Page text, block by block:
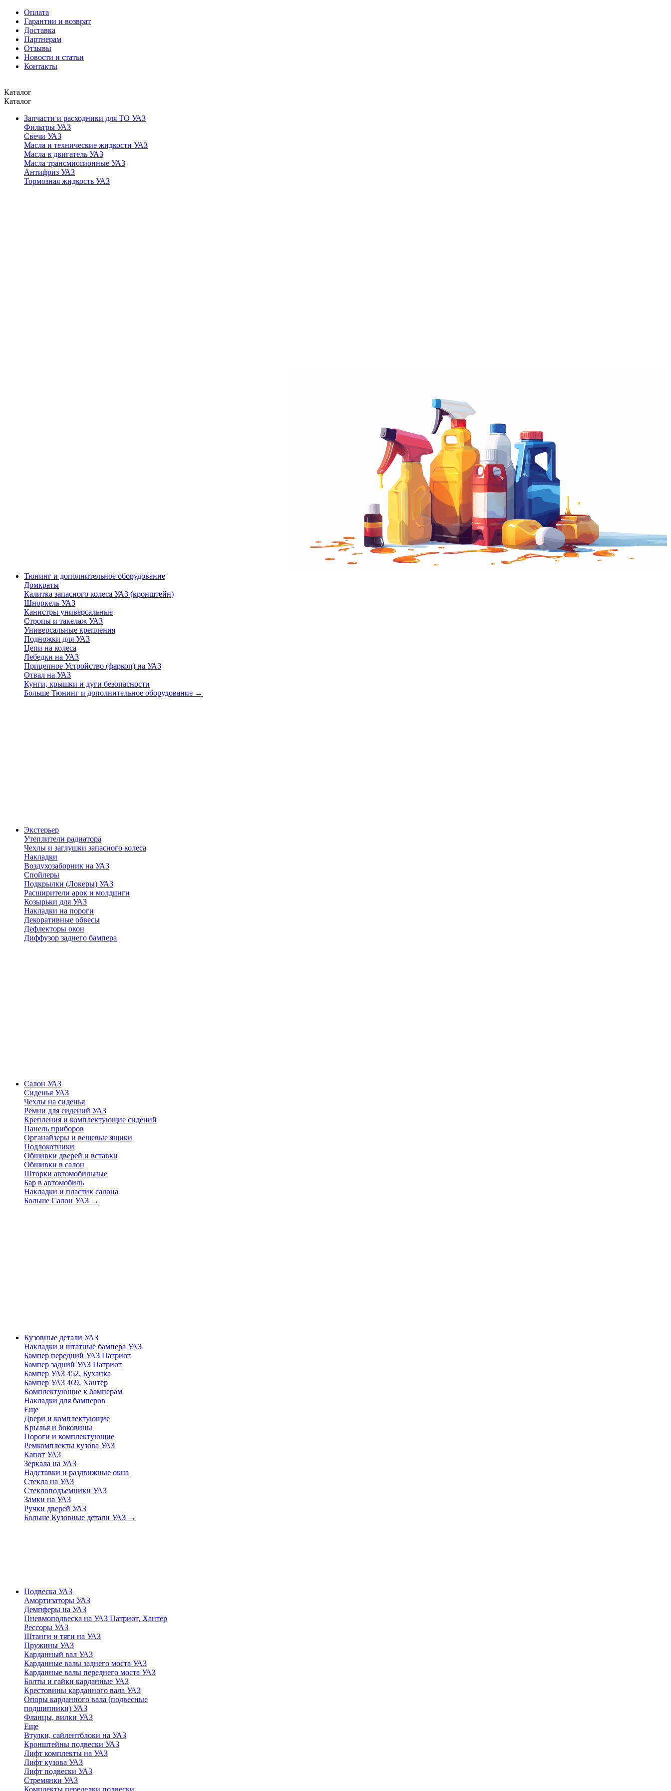
Оплата
Гарантии и возврат
Доставка
Партнерам
Отзывы
Новости и статьи
Контакты
Каталог
Каталог
Запчасти и расходники для ТО УАЗ
Фильтры УАЗ
Свечи УАЗ
Масла и технические жидкости УАЗ
Масла в двигатель УАЗ
Масла трансмиссионные УАЗ
Антифриз УАЗ
Тормозная жидкость УАЗ
Тюнинг и дополнительное оборудование
Домкраты
Калитка запасного колеса УАЗ (кронштейн)
Шноркель УАЗ
Канистры универсальные
Стропы и такелаж УАЗ
Универсальные крепления
Подножки для УАЗ
Цепи на колеса
Лебедки на УАЗ
Прицепное Устройство (фаркоп) на УАЗ
Отвал на УАЗ
Кунги, крышки и дуги безопасности
Больше Тюнинг и дополнительное оборудование →
Экстерьер
Утеплители радиатора
Чехлы и заглушки запасного колеса
Накладки
Воздухозаборник на УАЗ
Спойлеры
Подкрылки (Локеры) УАЗ
Расширители арок и молдинги
Козырьки для УАЗ
Накладки на пороги
Декоративные обвесы
Дефлекторы окон
Диффузор заднего бампера
Салон УАЗ
Сиденья УАЗ
Чехлы на сиденья
Ремни для сидений УАЗ
Крепления и комплектующие сидений
Панель приборов
Органайзеры и вещевые ящики
Подлокотники
Обшивки дверей и вставки
Обшивки в салон
Шторки автомобильные
Бар в автомобиль
Накладки и пластик салона
Больше Салон УАЗ →
Кузовные детали УАЗ
Накладки и штатные бампера УАЗ
Бампер передний УАЗ Патриот
Бампер задний УАЗ Патриот
Бампер УАЗ 452, Буханка
Бампер УАЗ 469, Хантер
Комплектующие к бамперам
Накладки для бамперов
Еще
Двери и комплектующие
Крылья и боковины
Пороги и комплектующие
Ремкомплекты кузова УАЗ
Капот УАЗ
Зеркала на УАЗ
Надставки и раздвижные окна
Стекла на УАЗ
Стеклоподъемники УАЗ
Замки на УАЗ
Ручки дверей УАЗ
Больше Кузовные детали УАЗ →
Подвеска УАЗ
Амортизаторы УАЗ
Демпферы на УАЗ
Пневмоподвеска на УАЗ Патриот, Хантер
Рессоры УАЗ
Штанги и тяги на УАЗ
Пружины УАЗ
Карданный вал УАЗ
Карданные валы заднего моста УАЗ
Карданные валы переднего моста УАЗ
Болты и гайки карданные УАЗ
Крестовины карданного вала УАЗ
Опоры карданного вала (подвесные
подшипники) УАЗ
Фланцы, вилки УАЗ
Еще
Втулки, сайлентблоки на УАЗ
Кронштейны подвески УАЗ
Лифт комплекты на УАЗ
Лифт кузова УАЗ
Лифт подвески УАЗ
Стремянки УАЗ
Комплекты переделки подвески